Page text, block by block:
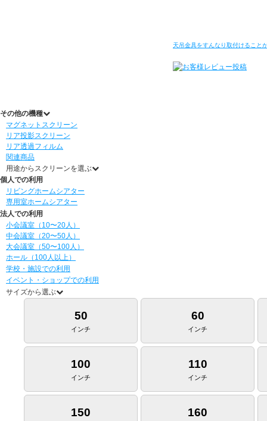
天吊金具をすんなり取付けること
その他の機種
マグネットスクリーン
リア投影スクリーン
リア透過フィルム
関連商品
用途からスクリーンを選ぶ
個人での利用
リビングホームシアター
専用室ホームシアター
法人での利用
小会議室（10〜20人）
中会議室（20〜50人）
大会議室（50〜100人）
ホール（100人以上）
学校・施設での利用
イベント・ショップでの利用
サイズから選ぶ
50
インチ
60
インチ
100
インチ
110
インチ
150 160